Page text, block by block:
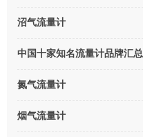
沼气流量计
中国十家知名流量计品牌汇总
氮气流量计
烟气流量计